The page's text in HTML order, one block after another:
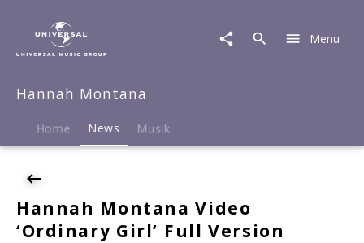
Montana
News
Hannah
'Ordinary
Menu
Hannah Montana
Home News Musik
Hannah Montana Video
‘Ordinary Girl’ Full Version